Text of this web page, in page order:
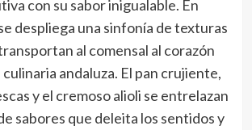
con su sabor inigualable. En
despliega una sinfonía de texturas
al comensal al corazón
andaluza. El pan crujiente,
y el cremoso alioli se entrelazan
sabores que deleita los sentidos y